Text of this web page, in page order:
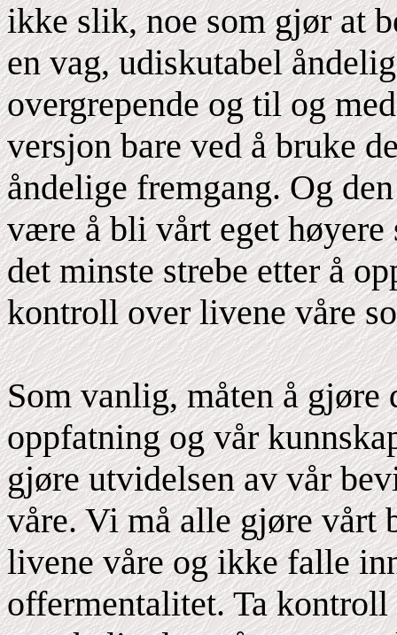
ikke slik, noe som gjør at
en vag, udiskutabel
overgrepende og til og
versjon bare ved å bruke
åndelige fremgang. Og
være å bli vårt eget
det minste strebe etter å
kontroll over livene våre
Som vanlig, måten å gjøre
oppfatning og vår
gjøre utvidelsen av vår
våre. Vi må alle gjøre vårt
livene våre og ikke falle
offermentalitet. Ta